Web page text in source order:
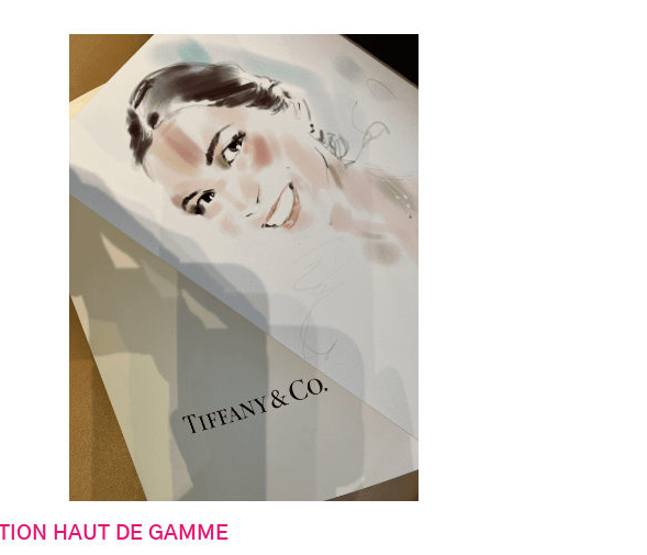
HAUT DE GAMME